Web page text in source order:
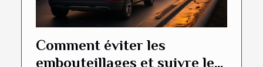
Comment éviter les
embouteillages et suivre les